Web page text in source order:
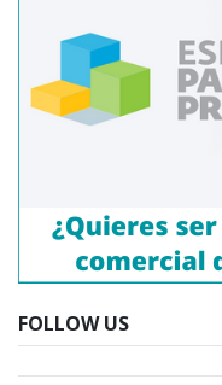
FOLLOW US